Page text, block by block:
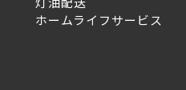
ホームライフサービス